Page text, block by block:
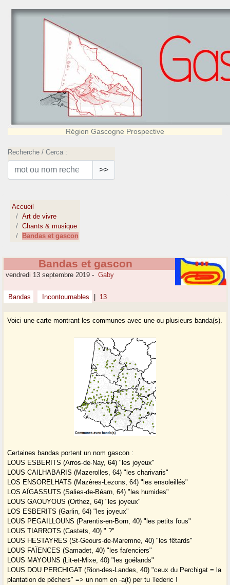
Région Gascogne Prospective
Recherche / Cerca :
>>
Accueil
Art de vivre
Chants & musique
Bandas et gascon
Bandas et gascon
vendredi 13 septembre 2019 - Gaby
Bandas Incontournables 13
Voici une carte montrant les communes avec une ou plusieurs banda(s).
Certaines bandas portent un nom gascon :
LOUS ESBERITS (Arros-de-Nay, 64) "les joyeux"
LOUS CAILHABARIS (Mazerolles, 64) "les charivaris"
LOS ENSORELHATS (Mazères-Lezons, 64) "les ensoleillés"
LOS AÏGASSUTS (Salies-de-Béarn, 64) "les humides"
LOUS GAOUYOUS (Orthez, 64) "les joyeux"
LOS ESBERITS (Garlin, 64) "les joyeux"
LOUS PEGAILLOUNS (Parentis-en-Born, 40) "les petits fous"
LOUS TIARROTS (Castets, 40) " ?"
LOUS HESTAYRES (St-Geours-de-Maremne, 40) "les fêtards"
LOUS FAÏENCES (Samadet, 40) "les faïenciers"
LOUS MAYOUNS (Lit-et-Mixe, 40) "les goélands"
LOUS DOU PERCHIGAT (Rion-des-Landes, 40) "ceux du Perchigat = la
plantation de pêchers" => un nom en -a(t) per tu Tederic !